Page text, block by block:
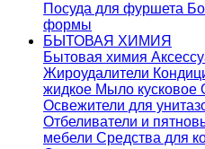
Посуда для фуршета
формы
БЫТОВАЯ ХИМИЯ
Бытовая химия
Жироудалители
жидкое Мыло кусковое
Освежители для
Отбеливатели и
мебели Средства для